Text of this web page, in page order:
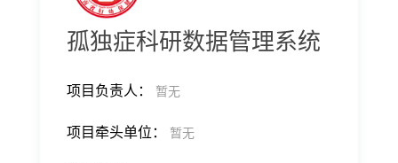
孤独症科研数据管理系统
项目负责人： 暂无
项目牵头单位： 暂无